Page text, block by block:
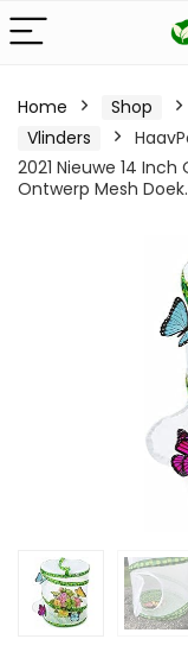
Home Shop
Vlinders
2021 Nieuwe 14
Ontwerp Mesh